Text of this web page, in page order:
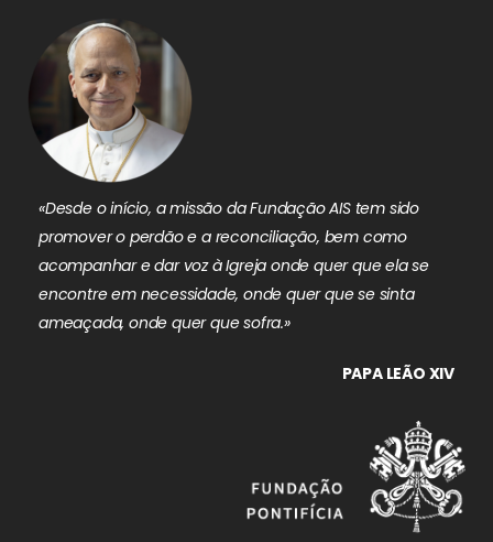
«Desde o início, a missão da Fundação AIS tem sido
promover o perdão e a reconciliação, bem como
acompanhar e dar voz à Igreja onde quer que ela se
encontre em necessidade, onde quer que se sinta
ameaçada, onde quer que sofra.»
PAPA LEÃO XIV